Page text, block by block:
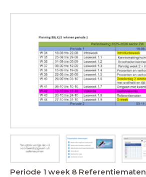
Periode 1 week 8 Referentiematen